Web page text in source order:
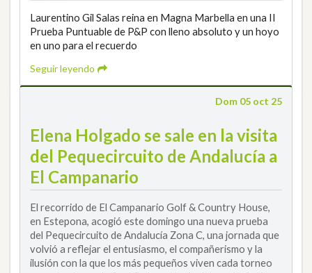
Laurentino Gil Salas reina en Magna Marbella en una II
Prueba Puntuable de P&P con lleno absoluto y un hoyo
en uno para el recuerdo
Seguir leyendo
Dom 05 oct 25
Elena Holgado se sale en la visita
del Pequecircuito de Andalucía a
El Campanario
El recorrido de El Campanario Golf & Country House,
en Estepona, acogió este domingo una nueva prueba
del Pequecircuito de Andalucía Zona C, una jornada que
volvió a reflejar el entusiasmo, el compañerismo y la
ilusión con la que los más pequeños viven cada torneo